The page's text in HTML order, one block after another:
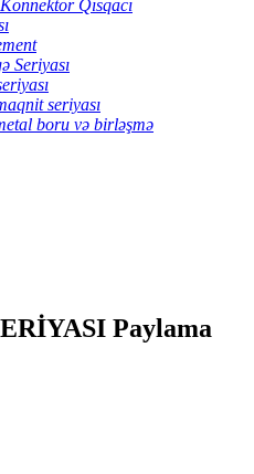
Qısqacı
Seriyası
seriyası
boru və birləşmə
Paylama